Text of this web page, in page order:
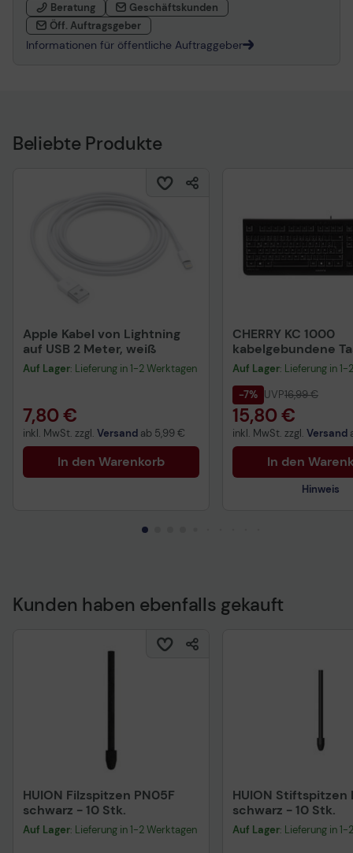
Beratung
Geschäftskunden
Öff. Auftragsgeber
Informationen für öffentliche Auftraggeber
Beliebte Produkte
Apple Kabel von Lightning
auf USB 2 Meter, weiß
Auf Lager: Lieferung in 1-2 Werktagen
7,80 €
inkl. MwSt. zzgl. Versand ab 5,99 €
In den Warenkorb
CHERRY KC 1000
kabelgebundene
QWERTZ DE -
Auf Lager: Lieferung in
-7% UVP16,99 €
15,80 €
inkl. MwSt. zzgl. Versand
In den
Hinweis
Technisches
Kunden haben ebenfalls gekauft
HUION Filzspitzen PN05F
schwarz - 10 Stk.
Auf Lager: Lieferung in 1-2 Werktagen
HUION Stiftspitzen
schwarz - 10 Stk.
Auf Lager: Lieferung in